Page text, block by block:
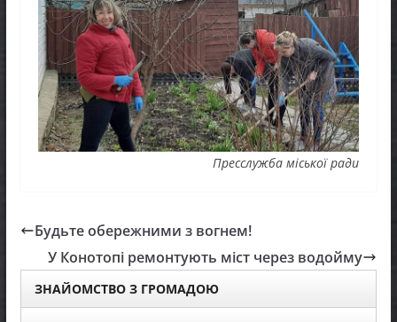
Пресслужба міської ради
Будьте обережними з вогнем!
У Конотопі ремонтують міст через водойму
ЗНАЙОМСТВО З ГРОМАДОЮ